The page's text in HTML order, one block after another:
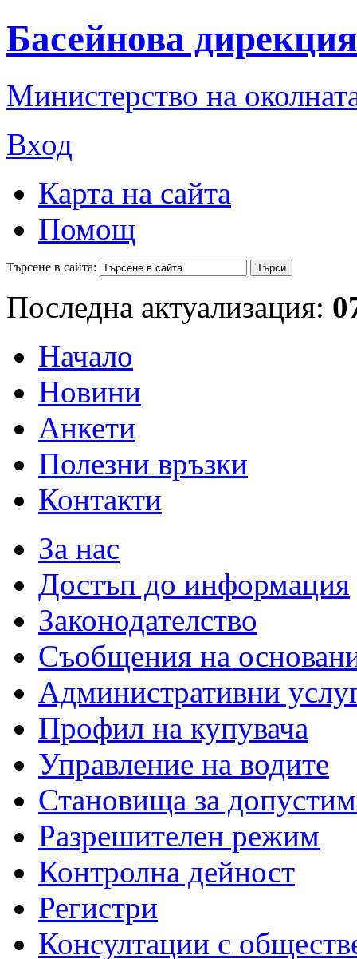
Басейнова
Министерство на
Вход
Карта на сайта
Помощ
Търсене в сайта:
Последна актуализация:
Начало
Новини
Анкети
Полезни връзки
Контакти
За нас
Достъп до информация
Законодателство
Съобщения на
Административни
Профил на купувача
Управление на водите
Становища за
Разрешителен режим
Контролна дейност
Регистри
Консултации с